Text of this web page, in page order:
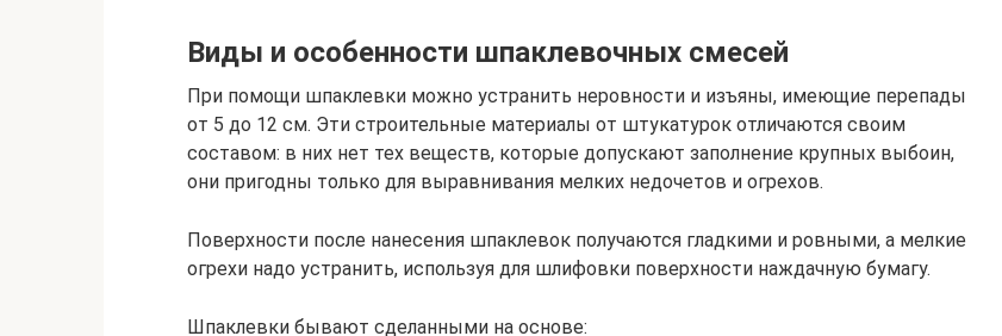
Виды и особенности шпаклевочных смесей
При помощи шпаклевки можно устранить неровности и изъяны, имеющие перепады
от 5 до 12 см. Эти строительные материалы от штукатурок отличаются своим
составом: в них нет тех веществ, которые допускают заполнение крупных выбоин,
они пригодны только для выравнивания мелких недочетов и огрехов.
Поверхности после нанесения шпаклевок получаются гладкими и ровными, а мелкие
огрехи надо устранить, используя для шлифовки поверхности наждачную бумагу.
Шпаклевки бывают сделанными на основе: